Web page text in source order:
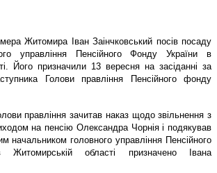
Житомира Іван Заінчковський посів посаду
управління Пенсійного Фонду України в
Його призначили 13 вересня на засіданні за
Голови правління Пенсійного фонду
правління зачитав наказ щодо звільнення з
на пенсію Олександра Чорнія і подякував
начальником головного управління Пенсійного
області призначено Івана